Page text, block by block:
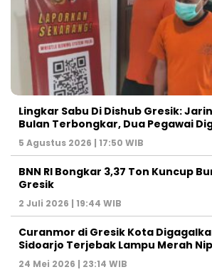
Lingkar Sabu Di Dishub Gresik:
Bulan Terbongkar, Dua Pegawai
5 Agustus 2026 | 17:50 WIB
BNN RI Bongkar 3,37 Ton Kuncup
Gresik
2 Juli 2026 | 19:44 WIB
Curanmor di Gresik Kota
Sidoarjo Terjebak Lampu Merah
24 Mei 2026 | 23:14 WIB